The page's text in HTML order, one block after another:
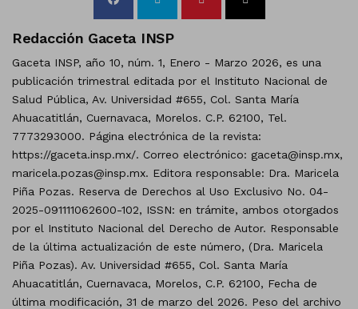
Redacción Gaceta INSP
Gaceta INSP, año 10, núm. 1, Enero - Marzo 2026, es una
publicación trimestral editada por el Instituto Nacional de
Salud Pública, Av. Universidad #655, Col. Santa María
Ahuacatitlán, Cuernavaca, Morelos. C.P. 62100, Tel.
7773293000. Página electrónica de la revista:
https://gaceta.insp.mx/. Correo electrónico: gaceta@insp.mx,
maricela.pozas@insp.mx. Editora responsable: Dra. Maricela
Piña Pozas. Reserva de Derechos al Uso Exclusivo No. 04-
2025-091111062600-102, ISSN: en trámite, ambos otorgados
por el Instituto Nacional del Derecho de Autor. Responsable
de la última actualización de este número, (Dra. Maricela
Piña Pozas). Av. Universidad #655, Col. Santa María
Ahuacatitlán, Cuernavaca, Morelos, C.P. 62100, Fecha de
última modificación, 31 de marzo del 2026. Peso del archivo